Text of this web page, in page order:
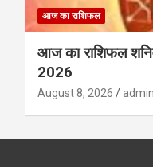
आज का राशिफल
आज का राशिफल
2026
August 8, 2026